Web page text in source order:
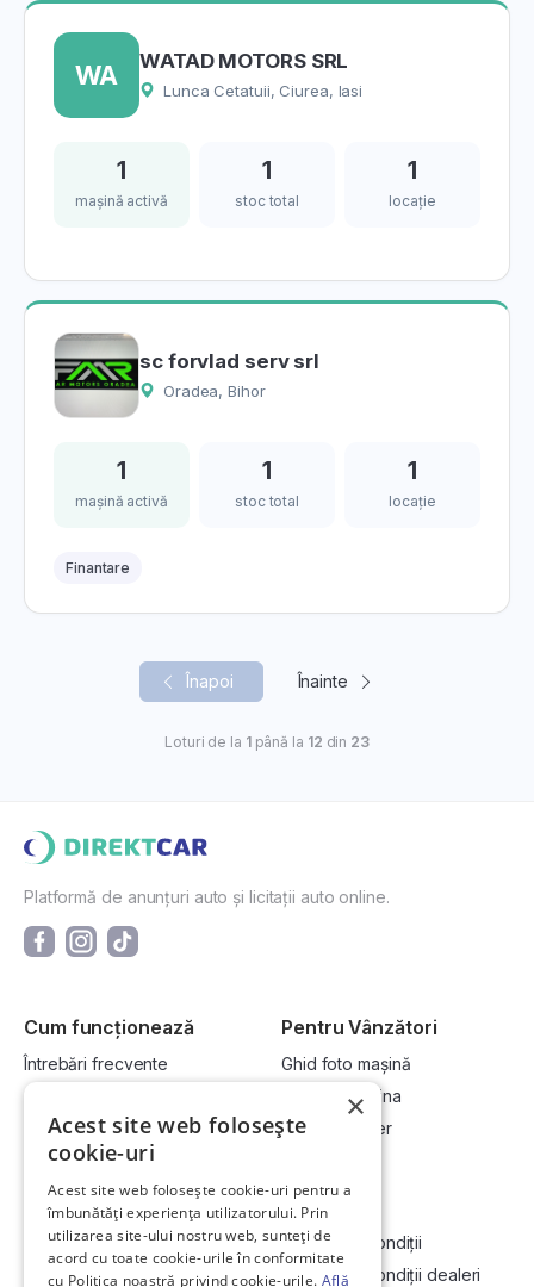
WA WATAD MOTORS SRL
Lunca Cetatuii, Ciurea, Iasi
1
mașină activă
1
stoc total
1
locație
sc forvlad serv srl
Oradea, Bihor
1
mașină activă
1
stoc total
1
locație
Finantare
Înapoi Înainte
Loturi de la 1până la 12 din 23
Platformă de anunțuri auto și licitații auto online.
Cum funcționează
Întrebări frecvente
Cum vând la licitație?
Pentru Vânzători
Ghid foto mașină
Vinde-ți mașina
Devino dealer
Link-uri utile
Informații utile vizionare
Contact
Compania
Termeni și condiții
Termeni și condiții dealeri
×
Acest site web folosește
cookie-uri
Acest site web folosește cookie-uri pentru a
îmbunătăți experiența utilizatorului. Prin
utilizarea site-ului nostru web, sunteți de
acord cu toate cookie-urile în conformitate
cu Politica noastră privind cookie-urile. Află